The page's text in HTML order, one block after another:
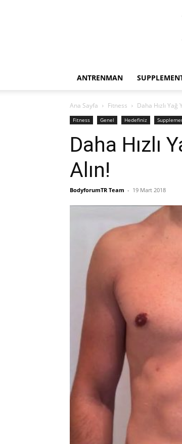
ANTRENMAN
Ana Sayfa Fitness Daha Hızlı
Fitness Genel Hedefiniz
Daha Hızlı
Alın!
BodyforumTR Team - 19 Mart 2018